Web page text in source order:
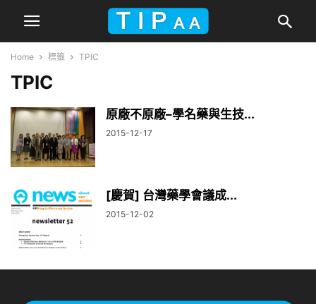
Home 標籤 TPIC
TPIC
原廠不原廠–學名藥與生技...
2015-12-17
[慶賀] 台灣藥學會議成...
2015-12-02